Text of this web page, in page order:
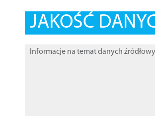
JAKOŚĆ
Informacje na temat danych